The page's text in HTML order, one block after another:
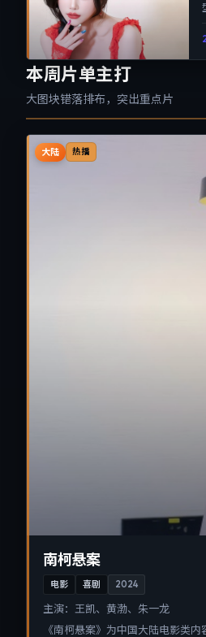
本周片单主打
大图块错落排布，突出重点片
大陆 热播
南柯悬案
电影 喜剧 2024
主演： 王凯、黄渤、朱一龙
《南柯悬案》为中国大陆电影类